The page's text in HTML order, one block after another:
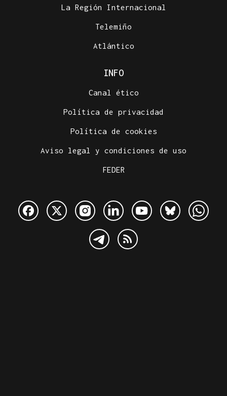
La Región Internacional
Telemiño
Atlántico
INFO
Canal ético
Política de privacidad
Política de cookies
Aviso legal y condiciones de uso
FEDER